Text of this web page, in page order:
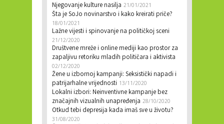
Njegovanje kulture nasilja 21/01/2021
Šta je SoJo novinarstvo i kako kreirati priče?
18/01/2021
Lažne vijesti i spinovanje na političkoj sceni
21/12/2020
Društvene mreže i online mediji kao prostor za
zapaljivu retoriku mladih političara i aktivista
02/12/2020
Žene u izbornoj kampanji: Seksistički napadi i
patrijarhalne vrijednosti 13/11/2020
Lokalni izbori: Neinventivne kampanje bez
značajnih vizualnih unapređenja 28/10/2020
Otkud tebi depresija kada imaš sve u životu?
31/08/2020